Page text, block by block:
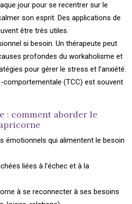
jour pour se recentrer sur le
son esprit. Des applications de
être très utiles.
si besoin. Un thérapeute peut
profondes du workaholisme et
pour gérer le stress et l’anxiété.
comportementale (TCC) est souvent
: comment aborder le
émotionnels qui alimentent le besoin
liées à l’échec et à la
à se reconnecter à ses besoins